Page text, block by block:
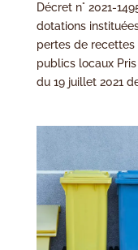
Décret n° 2021-
dotations
pertes de recettes
publics locaux
du 19 juillet 2021